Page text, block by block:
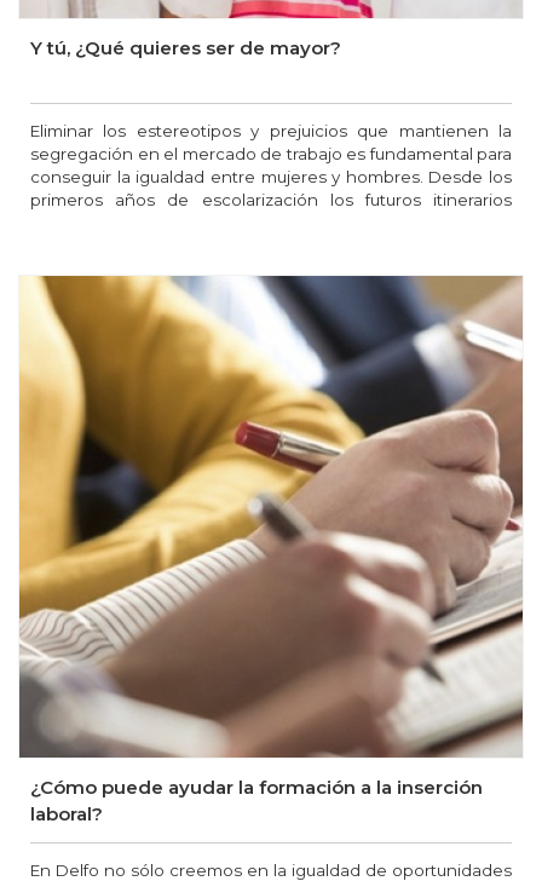
Y tú, ¿Qué quieres ser de mayor?
Eliminar los estereotipos y prejuicios que mantienen la
segregación en el mercado de trabajo es fundamental para
conseguir la igualdad entre mujeres y hombres. Desde los
primeros años de escolarización los futuros itinerarios
¿Cómo puede ayudar la formación a la inserción
laboral?
En Delfo no sólo creemos en la igualdad de oportunidades